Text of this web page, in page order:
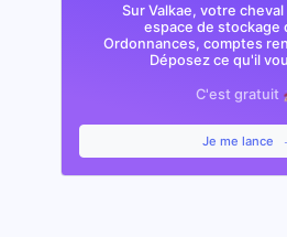
Sur Valkae, votre
espace de stockage
Ordonnances, comptes
Déposez ce qu'il
C'est gratuit
Je me lance